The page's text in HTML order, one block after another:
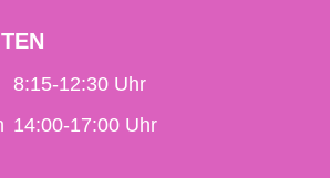
8:15-12:30 Uhr
14:00-17:00 Uhr